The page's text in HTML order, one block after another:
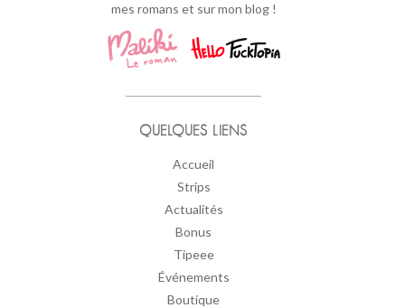
mes romans et sur mon blog !
QUELQUES LIENS
Accueil
Strips
Actualités
Bonus
Tipeee
Événements
Boutique